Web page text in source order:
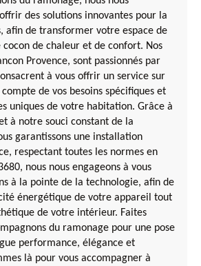
des solutions innovantes pour la
afin de transformer votre espace de
de chaleur et de confort. Nos
Provence, sont passionnés par
à vous offrir un service sur
de vos besoins spécifiques et
uniques de votre habitation. Grâce à
à notre souci constant de la
garantissons une installation
respectant toutes les normes en
nous nous engageons à vous
à la pointe de la technologie, afin de
énergétique de votre appareil tout
de votre intérieur. Faites
du ramonage pour une pose
performance, élégance et
là pour vous accompagner à